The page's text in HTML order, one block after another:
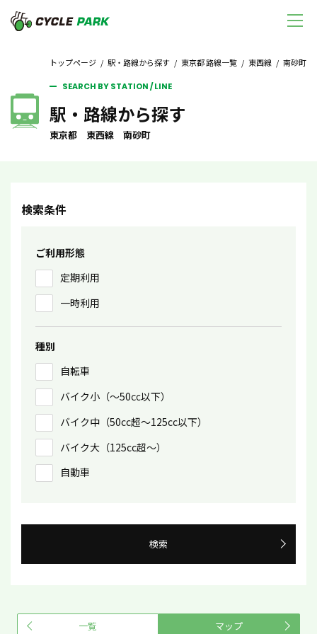
トップページ / 駅・路線から探す / 東京都 路線一覧 / 東西線 / 南砂町
SEARCH BY STATION / LINE
駅・路線から探す
東京都 東西線 南砂町
検索条件
ご利用形態
定期利用
一時利用
種別
自転車
バイク小（〜50㏄以下）
バイク中（50cc超〜125cc以下）
バイク大（125cc超〜）
自動車
検索
一覧 マップ